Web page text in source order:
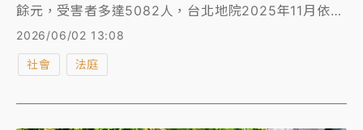
餘元，受害者多達5082人，台北地院2025年11月依
《詐欺犯罪危害防制條例》等罪判歐俞彤24年徒刑，由
准，今依《詐欺犯罪危害防制條例》等罪起訴王男求處
2026/06/02 13:08
社會 法庭